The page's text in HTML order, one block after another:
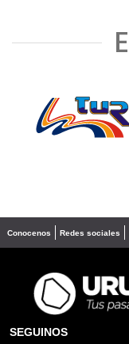
❮
Conocenos Redes sociales
SEGUINOS